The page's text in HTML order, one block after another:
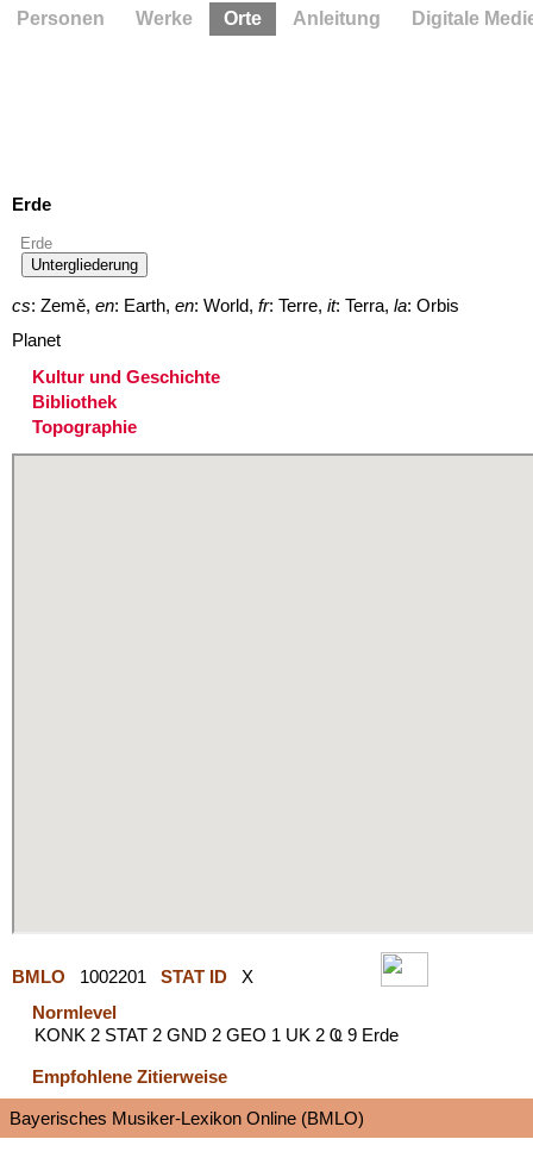
Erde
Erde
Untergliederung
cs: Země, en: Earth, en: World, fr: Terre, it: Terra, la: Orbis
Planet
Kultur und Geschichte
Bibliothek
Topographie
BMLO 1002201 STAT ID
X
Normlevel
KONK 2 STAT 2 GND 2 GEO 1 UK 2 Ҩ 9 Erde
Empfohlene Zitierweise
Bayerisches Musiker-Lexikon Online (BMLO)
Personen Werke Orte Anleitung Digitale